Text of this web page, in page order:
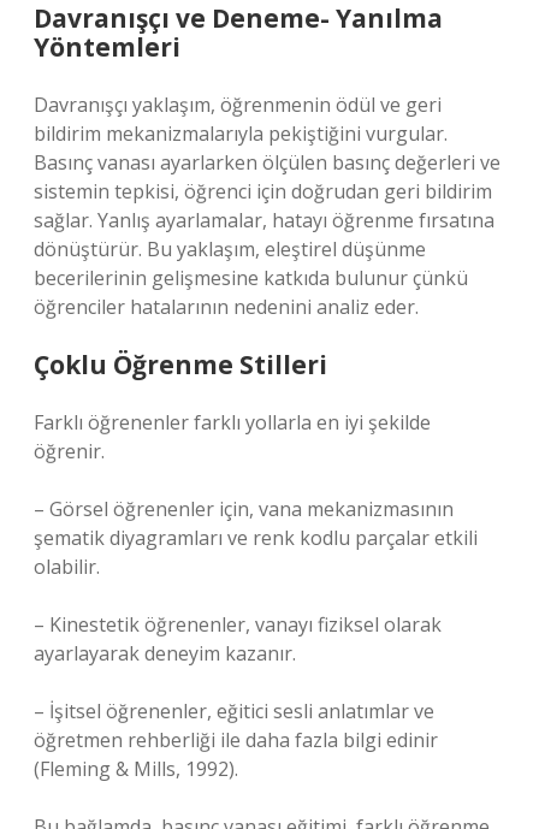
Davranışçı ve Deneme- Yanılma
Yöntemleri
Davranışçı yaklaşım, öğrenmenin ödül ve geri
bildirim mekanizmalarıyla pekiştiğini vurgular.
Basınç vanası ayarlarken ölçülen basınç değerleri ve
sistemin tepkisi, öğrenci için doğrudan geri bildirim
sağlar. Yanlış ayarlamalar, hatayı öğrenme fırsatına
dönüştürür. Bu yaklaşım, eleştirel düşünme
becerilerinin gelişmesine katkıda bulunur çünkü
öğrenciler hatalarının nedenini analiz eder.
Çoklu Öğrenme Stilleri
Farklı öğrenenler farklı yollarla en iyi şekilde
öğrenir.
– Görsel öğrenenler için, vana mekanizmasının
şematik diyagramları ve renk kodlu parçalar etkili
olabilir.
– Kinestetik öğrenenler, vanayı fiziksel olarak
ayarlayarak deneyim kazanır.
– İşitsel öğrenenler, eğitici sesli anlatımlar ve
öğretmen rehberliği ile daha fazla bilgi edinir
(Fleming & Mills, 1992).